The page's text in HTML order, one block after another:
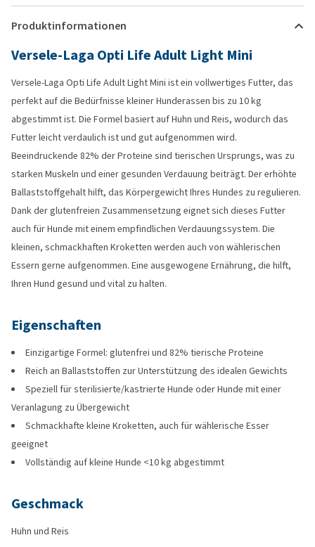
Produktinformationen
Versele-Laga Opti Life Adult Light Mini
Versele-Laga Opti Life Adult Light Mini ist ein vollwertiges Futter, das
perfekt auf die Bedürfnisse kleiner Hunderassen bis zu 10 kg
abgestimmt ist. Die Formel basiert auf Huhn und Reis, wodurch das
Futter leicht verdaulich ist und gut aufgenommen wird.
Beeindruckende 82% der Proteine sind tierischen Ursprungs, was zu
starken Muskeln und einer gesunden Verdauung beiträgt. Der erhöhte
Ballaststoffgehalt hilft, das Körpergewicht Ihres Hundes zu regulieren.
Dank der glutenfreien Zusammensetzung eignet sich dieses Futter
auch für Hunde mit einem empfindlichen Verdauungssystem. Die
kleinen, schmackhaften Kroketten werden auch von wählerischen
Essern gerne aufgenommen. Eine ausgewogene Ernährung, die hilft,
Ihren Hund gesund und vital zu halten.
Eigenschaften
Einzigartige Formel: glutenfrei und 82% tierische Proteine
Reich an Ballaststoffen zur Unterstützung des idealen Gewichts
Speziell für sterilisierte/kastrierte Hunde oder Hunde mit einer
Veranlagung zu Übergewicht
Schmackhafte kleine Kroketten, auch für wählerische Esser
geeignet
Vollständig auf kleine Hunde <10 kg abgestimmt
Geschmack
Huhn und Reis